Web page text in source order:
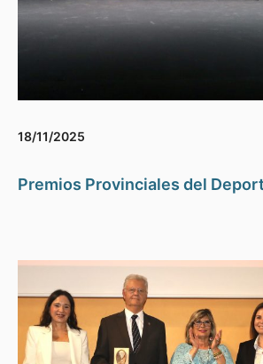
18/11/2025
Premios Provinciales del